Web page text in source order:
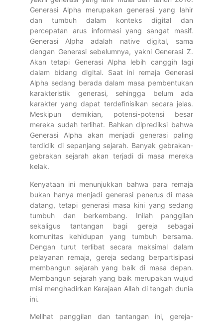
Generasi Alpha merupakan generasi yang lahir
dan tumbuh dalam konteks digital dan
percepatan arus informasi yang sangat masif.
Generasi Alpha adalah native digital, sama
dengan Generasi sebelumnya, yakni Generasi Z.
Akan tetapi Generasi Alpha lebih canggih lagi
dalam bidang digital. Saat ini remaja Generasi
Alpha sedang berada dalam masa pembentukan
karakteristik generasi, sehingga belum ada
karakter yang dapat terdefinisikan secara jelas.
Meskipun demikian, potensi-potensi besar
mereka sudah terlihat. Bahkan diprediksi bahwa
Generasi Alpha akan menjadi generasi paling
terdidik di sepanjang sejarah. Banyak gebrakan-
gebrakan sejarah akan terjadi di masa mereka
kelak.
Kenyataan ini menunjukkan bahwa para remaja
bukan hanya menjadi generasi penerus di masa
datang, tetapi generasi masa kini yang sedang
tumbuh dan berkembang. Inilah panggilan
sekaligus tantangan bagi gereja sebagai
komunitas kehidupan yang tumbuh bersama.
Dengan turut terlibat secara maksimal dalam
pelayanan remaja, gereja sedang berpartisipasi
membangun sejarah yang baik di masa depan.
Membangun sejarah yang baik merupakan wujud
misi menghadirkan Kerajaan Allah di tengah dunia
ini.
Melihat panggilan dan tantangan ini, gereja-